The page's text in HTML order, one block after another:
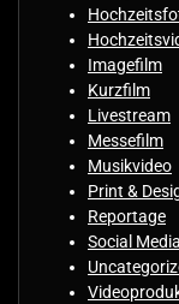
Imagefilm
Kurzfilm
Livestream
Messefilm
Musikvideo
Print &
Reportage
Social Media